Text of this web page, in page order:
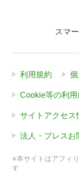
スマ
利用規約
Cookie等の利
サイトアクセス
法人・プレスお
※本サイトはアフィ
す